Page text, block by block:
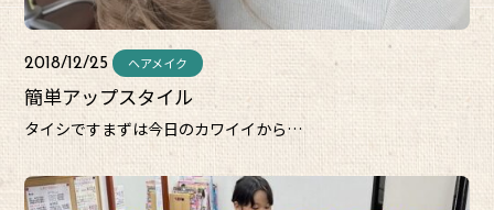
2018/12/25 ヘアメイク
簡単アップスタイル
タイシですまずは今日のカワイイから…